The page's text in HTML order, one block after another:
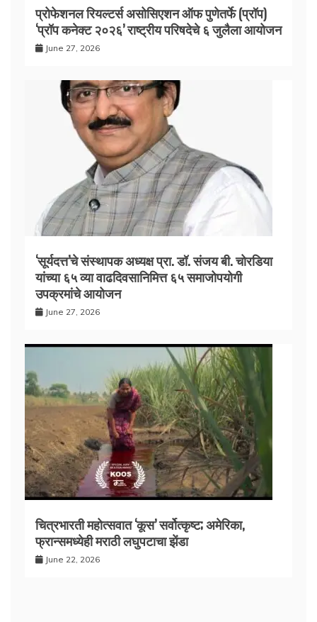
प्रोफेशनल रियल्टर्स असोसिएशन ऑफ पुणेतर्फे (प्रॉप)
‘प्रॉप कनेक्ट २०२६’ राष्ट्रीय परिषदेचे ६ जुलैला आयोजन
June 27, 2026
‘सूर्यदत्त’चे संस्थापक अध्यक्ष प्रा. डॉ. संजय बी. चोरडिया
यांच्या ६५ व्या वाढदिवसानिमित्त ६५ समाजोपयोगी
उपक्रमांचे आयोजन
June 27, 2026
चित्रभारती महोत्सवात ‘कूस’ सर्वोत्कृष्ट; अमेरिका,
फ्रान्समध्येही मराठी लघुपटाचा झेंडा
June 22, 2026